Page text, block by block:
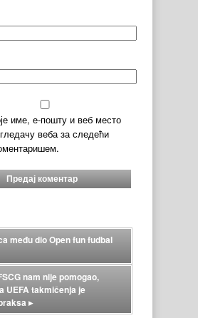
име, е-пошту и веб место
веба за следећи
među dio Open fun fudbal
nam nije pomogao,
UEFA takmičenja je
▸